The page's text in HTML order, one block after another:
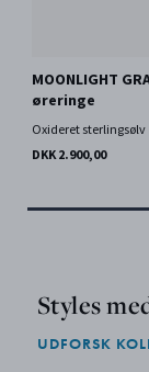
MOONLIGHT
øreringe
Oxideret sterlingsølv
DKK 2.900,00
Styles
UDFORSK